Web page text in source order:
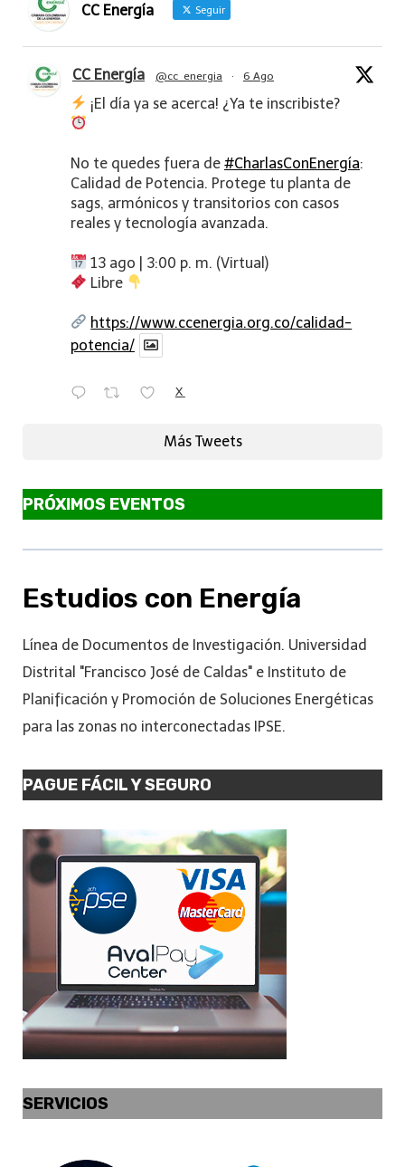
CC Energía Seguir
CC Energía @cc_energia · 6 Ago
¡El día ya se acerca! ¿Ya te inscribiste?
No te quedes fuera de #CharlasConEnergía:
Calidad de Potencia. Protege tu planta de
sags, armónicos y transitorios con casos
reales y tecnología avanzada.
13 ago | 3:00 p. m. (Virtual)
Libre
https://www.ccenergia.org.co/calidad-
potencia/
X
Más Tweets
PRÓXIMOS EVENTOS
Estudios con Energía
Línea de Documentos de Investigación. Universidad
Distrital "Francisco José de Caldas" e Instituto de
Planificación y Promoción de Soluciones Energéticas
para las zonas no interconectadas IPSE.
PAGUE FÁCIL Y SEGURO
SERVICIOS